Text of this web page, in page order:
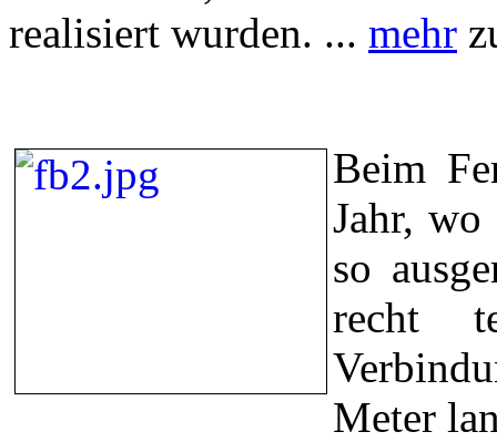
realisiert wurden. ... mehr
Beim
Jahr, wo
so
recht
Meter